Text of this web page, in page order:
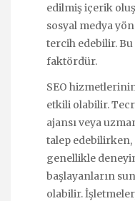
edilmiş içerik
sosyal medya
tercih edebilir.
faktördür.
SEO
etkili olabilir.
ajansı veya
talep edebilirken,
genellikle
başlayanların
olabilir.